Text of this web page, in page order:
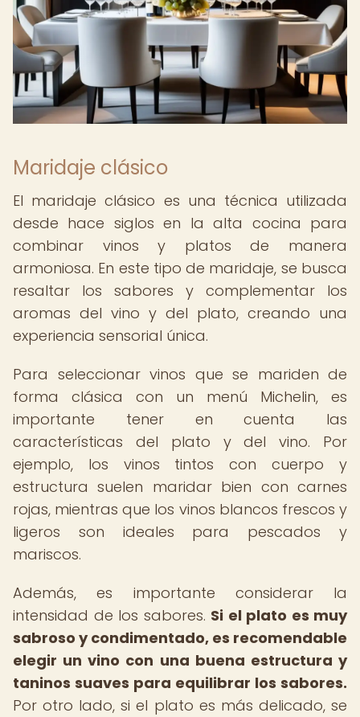
Maridaje clásico
El maridaje clásico es una técnica utilizada
desde hace siglos en la alta cocina para
combinar vinos y platos de manera
armoniosa. En este tipo de maridaje, se busca
resaltar los sabores y complementar los
aromas del vino y del plato, creando una
experiencia sensorial única.
Para seleccionar vinos que se mariden de
forma clásica con un menú Michelin, es
importante tener en cuenta las
características del plato y del vino. Por
ejemplo, los vinos tintos con cuerpo y
estructura suelen maridar bien con carnes
rojas, mientras que los vinos blancos frescos y
ligeros son ideales para pescados y
mariscos.
Además, es importante considerar la
intensidad de los sabores. Si el plato es muy
sabroso y condimentado, es recomendable
elegir un vino con una buena estructura y
taninos suaves para equilibrar los sabores.
Por otro lado, si el plato es más delicado, se